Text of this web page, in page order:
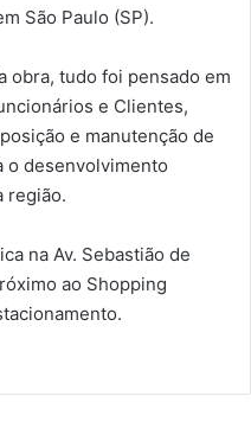
São Paulo (SP).
obra, tudo foi pensado em
e Clientes,
e manutenção de
o desenvolvimento
região.
na Av. Sebastião de
ao Shopping